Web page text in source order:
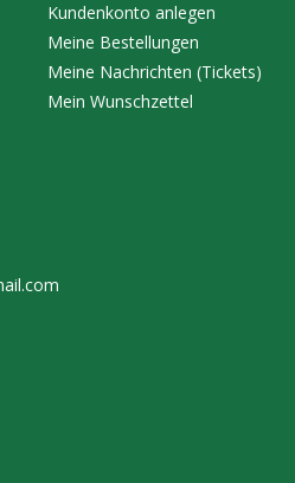
Kundenkonto anlegen
Meine Bestellungen
Meine Nachrichten (Tickets)
Mein Wunschzettel